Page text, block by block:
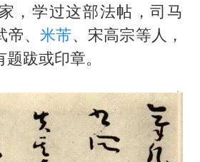
，学过这部法帖，司马
帝、米芾、宋高宗等人，
跋或印章。